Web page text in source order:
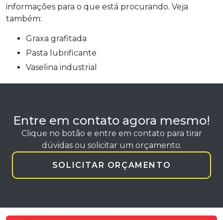
informações para o que está procurando. Veja
também:
graxa grafitada
pasta lubrificante
vaselina industrial
Entre em contato agora mesmo!
Clique no botão e entre em contato para tirar
dúvidas ou solicitar um orçamento.
SOLICITAR ORÇAMENTO